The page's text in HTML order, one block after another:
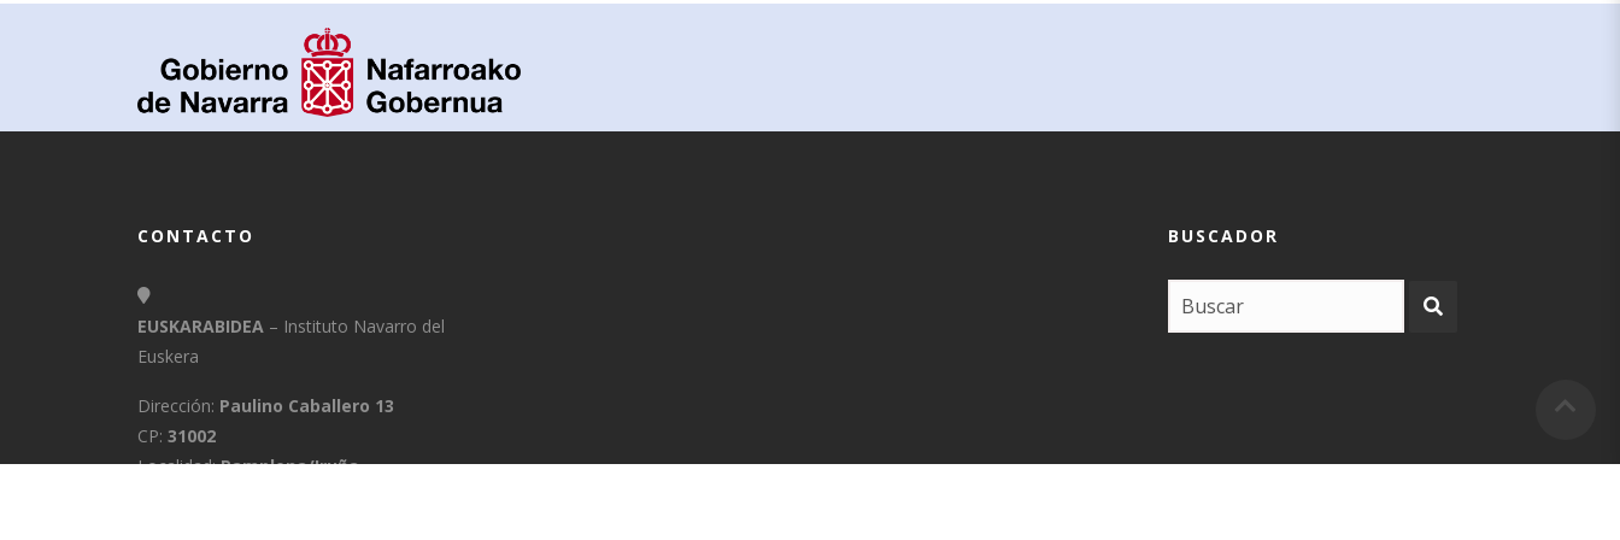
CONTACTO
EUSKARABIDEA – Instituto Navarro del
Euskera
Dirección: Paulino Caballero 13
CP: 31002
Localidad:Pamplona/Iruña
BUSCADOR